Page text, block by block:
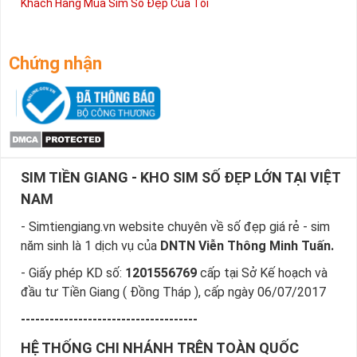
Khách Hàng Mua Sim Số Đẹp Của Tôi
Chứng nhận
SIM TIỀN GIANG - KHO SIM SỐ ĐẸP LỚN TẠI VIỆT
NAM
- Simtiengiang.vn website chuyên về số đẹp giá rẻ - sim
năm sinh là 1 dịch vụ của DNTN Viễn Thông Minh Tuấn.
- Giấy phép KD số: 1201556769 cấp tại Sở Kế hoạch và
đầu tư Tiền Giang ( Đồng Tháp ), cấp ngày 06/07/2017
-------------------------------------
HỆ THỐNG CHI NHÁNH TRÊN TOÀN QUỐC